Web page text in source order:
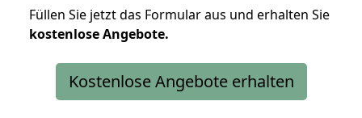
Füllen Sie jetzt das Formular aus und erhalten Sie
kostenloseAngebote.
Kostenlose Angebote erhalten